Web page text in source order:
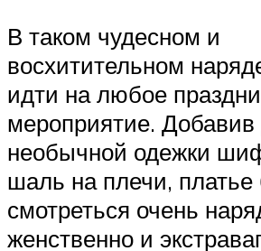
В таком чудесном и
восхитительном
идти на любое
мероприятие. Добавив
необычной одежки
шаль на плечи, платье
смотреться очень
женственно и